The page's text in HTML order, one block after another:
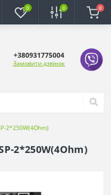
0 0 0
+380931775004
Замовити дзвінок
2*250W(4Ohm)
2*250W(4Ohm)